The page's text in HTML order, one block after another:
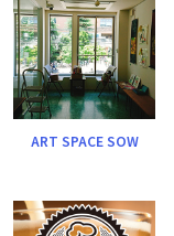
ART SPACE SOW